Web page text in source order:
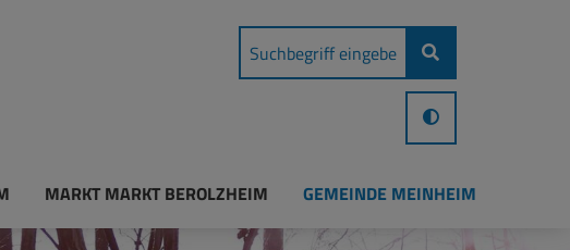
MARKT MARKT BEROLZHEIM GEMEINDE MEINHEIM